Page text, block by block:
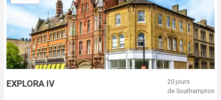
EXPLORA IV
20 jours
de Southampton